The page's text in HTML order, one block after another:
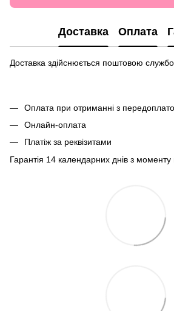
Доставка Оплата
Доставка здійснюється поштовою
Оплата при отриманні з
Онлайн-оплата
Платіж за реквізитами
Гарантія 14 календарних днів з моменту